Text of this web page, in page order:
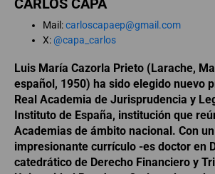
CARLOS CAPA
Mail:carloscapaep@gmail.com
X:@capa_carlos
Luis María Cazorla Prieto (Larache,
español, 1950) ha sido elegido nuevo
Real Academia de Jurisprudencia y
Instituto de España, institución que
Academias de ámbito nacional. Con un
impresionante currículo -es doctor en
catedrático de Derecho Financiero y